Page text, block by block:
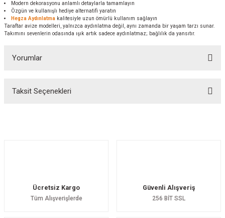
Modern dekorasyonu anlamlı detaylarla tamamlayın
Özgün ve kullanışlı hediye alternatifi yaratın
Hegza Aydınlatma kalitesiyle uzun ömürlü kullanım sağlayın
Taraftar avize modelleri, yalnızca aydınlatma değil, aynı zamanda bir yaşam tarzı sunar.
Takımını sevenlerin odasında ışık artık sadece aydınlatmaz; bağlılık da yansıtır.
Yorumlar
Taksit Seçenekleri
Ücretsiz Kargo
Tüm Alışverişlerde
Güvenli Alışveriş
256 BİT SSL